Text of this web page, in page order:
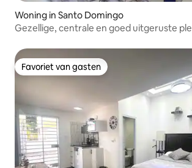
Woning in Santo Domingo
Gezellige, centrale en goed uitgeruste
Favoriet van gasten
Favoriet van gasten